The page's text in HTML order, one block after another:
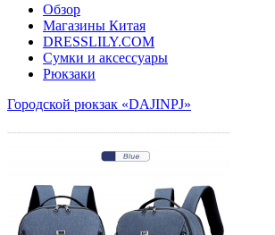
Обзор
Магазины Китая
DRESSLILY.COM
Сумки и аксессуары
Рюкзаки
Городской рюкзак «DAJINPJ»